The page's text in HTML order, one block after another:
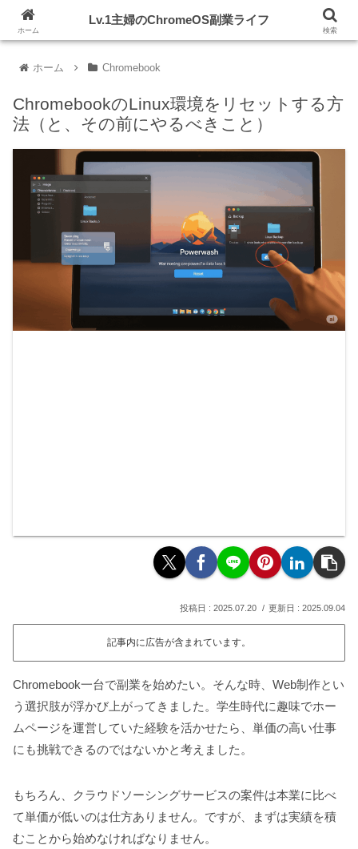
ホーム Chromebook
ChromebookのLinux環境をリセットする方
法（と、その前にやるべきこと）
2025.07.20 2025.09.04
記事内に広告が含まれています。
Chromebook一台で副業を始めたい。そんな時、Web制作とい
う選択肢が浮かび上がってきました。学生時代に趣味でホー
ムページを運営していた経験を活かせたら、単価の高い仕事
にも挑戦できるのではないかと考えました。
もちろん、クラウドソーシングサービスの案件は本業に比べ
て単価が低いのは仕方ありません。ですが、まずは実績を積
むことから始めなければなりません。
ホーム
Lv.1主婦のChromeOS副業ライフ
検索